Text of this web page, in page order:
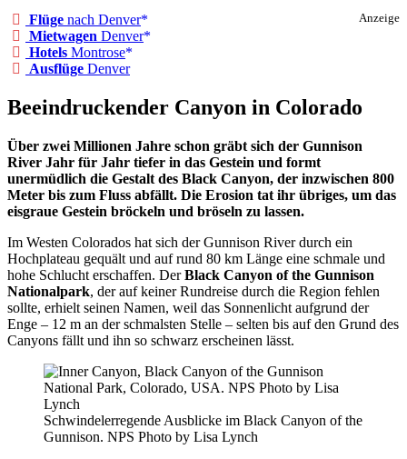
Anzeige
Flüge nach Denver
Mietwagen Denver
Hotels Montrose
Ausflüge Denver
Beeindruckender Canyon in Colorado
Über zwei Millionen Jahre schon gräbt sich der Gunnison
River Jahr für Jahr tiefer in das Gestein und formt
unermüdlich die Gestalt des Black Canyon, der inzwischen 800
Meter bis zum Fluss abfällt. Die Erosion tat ihr übriges, um das
eisgraue Gestein bröckeln und bröseln zu lassen.
Im Westen Colorados hat sich der Gunnison River durch ein
Hochplateau gequält und auf rund 80 km Länge eine schmale und
hohe Schlucht erschaffen. DerBlack Canyon of the Gunnison
Nationalpark, der auf keiner Rundreise durch die Region fehlen
sollte, erhielt seinen Namen, weil das Sonnenlicht aufgrund der
Enge – 12 m an der schmalsten Stelle – selten bis auf den Grund des
Canyons fällt und ihn so schwarz erscheinen lässt.
Schwindelerregende Ausblicke im Black Canyon of the
Gunnison. NPS Photo by Lisa Lynch